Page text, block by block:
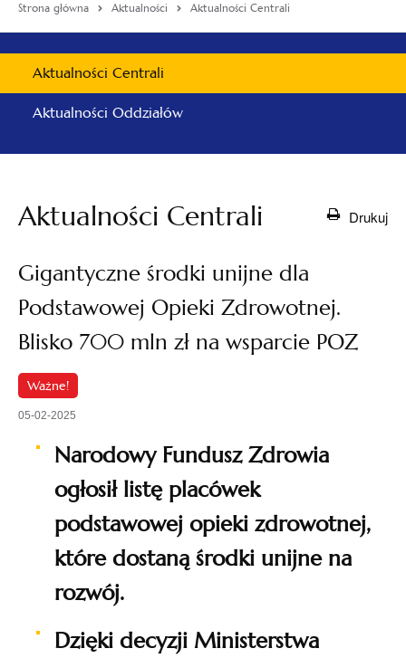
Strona główna Aktualności Aktualności Centrali
Menu
Aktualności Centrali
Aktualności Oddziałów
Aktualności Centrali Drukuj
Gigantyczne środki unijne dla
Podstawowej Opieki Zdrowotnej.
Blisko 700 mln zł na wsparcie POZ
Ważne!
05-02-2025
Narodowy Fundusz Zdrowia
ogłosił listę placówek
podstawowej opieki zdrowotnej,
które dostaną środki unijne na
rozwój.
Dzięki decyzji Ministerstwa